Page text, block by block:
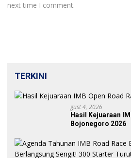
next time I comment.
TERKINI
Gust 4, 2026
Hasil Kejuaraan
Bojonegoro 2026